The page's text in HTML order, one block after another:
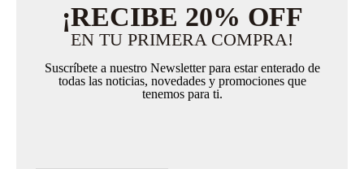
¡RECIBE 20% OFF
EN TU PRIMERA COMPRA!
Suscríbete a nuestro Newsletter para estar enterado de
todas las noticias, novedades y promociones que
tenemos para ti.